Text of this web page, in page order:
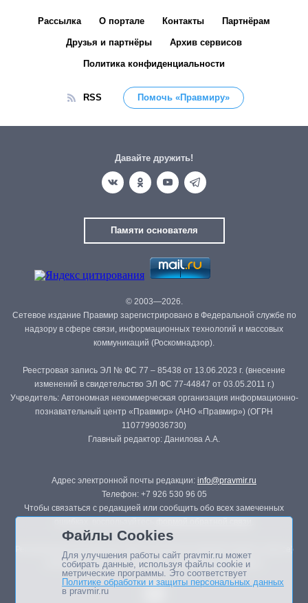
Рассылка О портале Контакты Партнёрам
Друзья и партнёры Архив сервисов
Политика конфиденциальности
RSS Помочь «Правмиру»
Давайте дружить!
Памяти основателя
© 2003—2026.
Сетевое издание Правмир зарегистрировано в Федеральной службе по
надзору в сфере связи, информационных технологий и массовых
коммуникаций (Роскомнадзор).
Реестровая запись ЭЛ № ФС 77 – 85438 от 13.06.2023 г. (внесение
изменений в свидетельство ЭЛ ФС 77-44847 от 03.05.2011 г.)
Учредитель: Автономная некоммерческая организация информационно-
познавательный центр «Правмир» (АНО «Правмир») (ОГРН
1107799036730)
Главный редактор: Данилова А.А.
Адрес электронной почты редакции: info@pravmir.ru
Телефон: +7 926 530 96 05
Чтобы связаться с редакцией или сообщить обо всех замеченных
Републикация материалов сайта в печатных изданиях (книгах, прессе)
возможна только с письменного разрешения редакции.
Файлы Cookies
Для улучшения работы сайт pravmir.ru может
собирать данные, используя файлы cookie и
метрические программы. Это соответствует
Политике обработки и защиты персональных данных
в pravmir.ru